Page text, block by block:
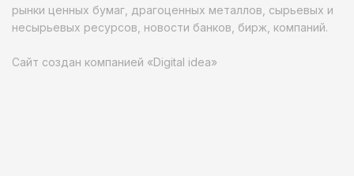
рынки ценных бумаг, драгоценных металлов, сырьевых и
несырьевых ресурсов, новости банков, бирж, компаний.
Сайт создан компанией «Digital idea»